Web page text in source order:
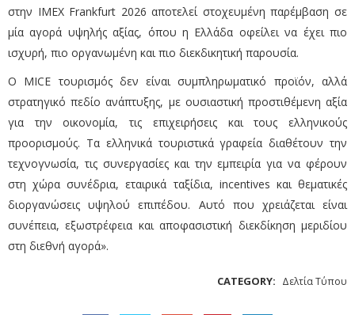
στην IMEX Frankfurt 2026 αποτελεί στοχευμένη παρέμβαση σε
μία αγορά υψηλής αξίας, όπου η Ελλάδα οφείλει να έχει πιο
ισχυρή, πιο οργανωμένη και πιο διεκδικητική παρουσία.
Ο MICE τουρισμός δεν είναι συμπληρωματικό προϊόν, αλλά
στρατηγικό πεδίο ανάπτυξης, με ουσιαστική προστιθέμενη αξία
για την οικονομία, τις επιχειρήσεις και τους ελληνικούς
προορισμούς. Τα ελληνικά τουριστικά γραφεία διαθέτουν την
τεχνογνωσία, τις συνεργασίες και την εμπειρία για να φέρουν
στη χώρα συνέδρια, εταιρικά ταξίδια, incentives και θεματικές
διοργανώσεις υψηλού επιπέδου. Αυτό που χρειάζεται είναι
συνέπεια, εξωστρέφεια και αποφασιστική διεκδίκηση μεριδίου
στη διεθνή αγορά».
CATEGORY: Δελτία Τύπου